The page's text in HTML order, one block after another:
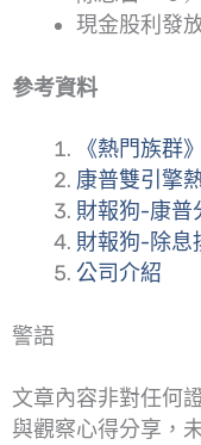
現金股利發
參考資料
《熱門族群
康普雙引擎
財報狗-康普
財報狗-除息
公司介紹
警語
文章內容非對任何
與觀察心得分享，